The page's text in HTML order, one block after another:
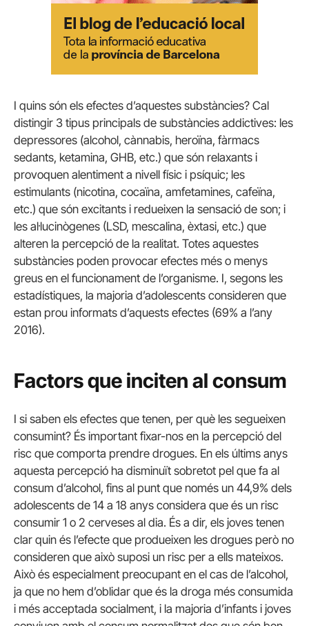
I quins són els efectes d’aquestes substàncies? Cal
distingir 3 tipus principals de substàncies addictives: les
depressores (alcohol, cànnabis, heroïna, fàrmacs
sedants, ketamina, GHB, etc.) que són relaxants i
provoquen alentiment a nivell físic i psíquic; les
estimulants (nicotina, cocaïna, amfetamines, cafeïna,
etc.) que són excitants i redueixen la sensació de son; i
les al·lucinògenes (LSD, mescalina, èxtasi, etc.) que
alteren la percepció de la realitat. Totes aquestes
substàncies poden provocar efectes més o menys
greus en el funcionament de l’organisme. I, segons les
estadístiques, la majoria d’adolescents consideren que
estan prou informats d’aquests efectes (69% a l’any
2016).
Factors que inciten al consum
I si saben els efectes que tenen, per què les segueixen
consumint? És important fixar-nos en la percepció del
risc que comporta prendre drogues. En els últims anys
aquesta percepció ha disminuït sobretot pel que fa al
consum d’alcohol, fins al punt que només un 44,9% dels
adolescents de 14 a 18 anys considera que és un risc
consumir 1 o 2 cerveses al dia. És a dir, els joves tenen
clar quin és l’efecte que produeixen les drogues però no
consideren que això suposi un risc per a ells mateixos.
Això és especialment preocupant en el cas de l’alcohol,
ja que no hem d’oblidar que és la droga més consumida
i més acceptada socialment, i la majoria d’infants i joves